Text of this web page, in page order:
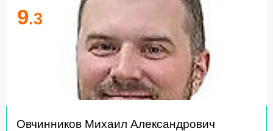
9.3
Овчинников Михаил Александрович